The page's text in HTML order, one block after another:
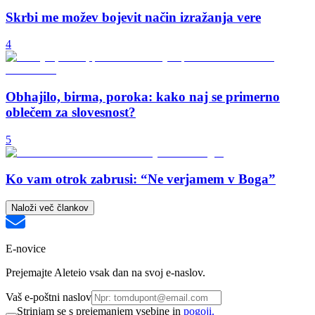
Skrbi me možev bojevit način izražanja vere
4
Obhajilo, birma, poroka: kako naj se primerno
oblečem za slovesnost?
5
Ko vam otrok zabrusi: “Ne verjamem v Boga”
Naloži več člankov
E-novice
Prejemajte Aleteio vsak dan na svoj e-naslov.
Vaš e-poštni naslov
Strinjam se s prejemanjem vsebine in pogoji.